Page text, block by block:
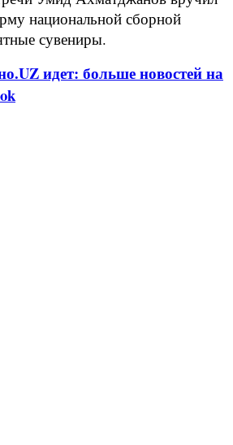
национальной сборной
сувениры.
идет: больше новостей на